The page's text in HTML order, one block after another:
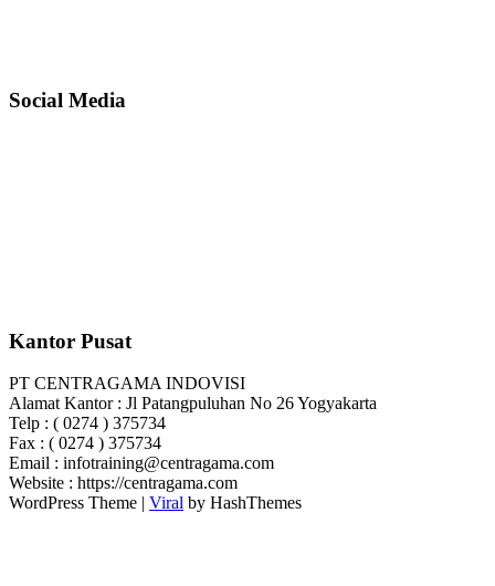
Social Media
Kantor Pusat
PT CENTRAGAMA INDOVISI
Alamat Kantor : Jl Patangpuluhan No 26 Yogyakarta
Telp : ( 0274 ) 375734
Fax : ( 0274 ) 375734
Email : infotraining@centragama.com
Website : https://centragama.com
WordPress Theme | Viral by HashThemes